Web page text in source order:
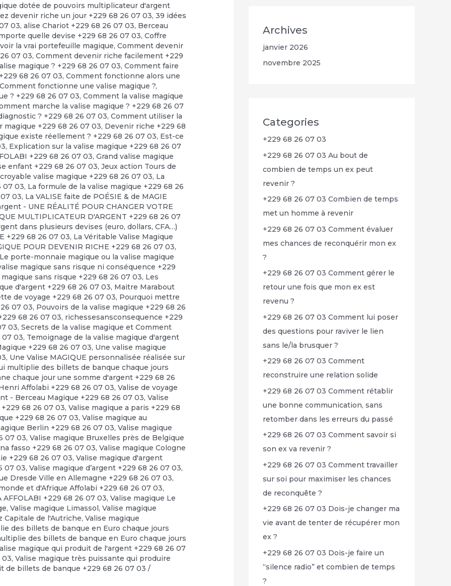
dotée de pouvoirs multiplicateur d'argent
devenir riche un jour +229 68 26 07 03,39 idées
03,alise Chariot +229 68 26 07 03, Berceau
quelle devise +229 68 26 07 03,Coffre
la vrai portefeuille magique,Comment devenir
07 03,Comment devenir riche facilement +229
magique ? +229 68 26 07 03,Comment faire
68 26 07 03,Comment fonctionne alors une
Comment fonctionne une valise magique ?,
? +229 68 26 07 03,Comment la valise magique
marche la valise magique ? +229 68 26 07
? +229 68 26 07 03,Comment utiliser la
magique +229 68 26 07 03, Devenir riche +229 68
existe réellement ? +229 68 26 07 03, Est-ce
, Explication sur la valise magique +229 68 26 07
+229 68 26 07 03,Grand valise magique
enfant +229 68 26 07 03,Jeux action Tours de
valise magique +229 68 26 07 03, La
07 03, La formule de la valise magique +229 68 26
03, La VALISE faite de POÉSIE & de MAGIE
- UNE RÉALITÉ POUR CHANGER VOTRE
MULTIPLICATEUR D'ARGENT +229 68 26 07
dans plusieurs devises (euro, dollars, CFA…)
+229 68 26 07 03, La Véritable Valise Magique
POUR DEVENIR RICHE +229 68 26 07 03,
Le porte-monnaie magique ou la valise magique
magique sans risque ni conséquence +229
sans risque +229 68 26 07 03, Les
d'argent +229 68 26 07 03, Maitre Marabout
de voyage +229 68 26 07 03, Pourquoi mettre
07 03, Pouvoirs de la valise magique +229 68 26
68 26 07 03, richessesansconsequence +229
03,Secrets de la valise magique et Comment
07 03, Temoignage de la valise magique d'argent
+229 68 26 07 03, Une valise magique
, Une Valise MAGIQUE personnalisée réalisée sur
multiplie des billets de banque chaque jours
chaque jour une somme d'argent +229 68 26
Affolabi +229 68 26 07 03,Valise de voyage
- Berceau Magique +229 68 26 07 03,Valise
68 26 07 03,Valise magique a paris +229 68
+229 68 26 07 03,Valise magique au
Berlin +229 68 26 07 03,Valise magique
07 03,Valise magique Bruxelles près de Belgique
fasso +229 68 26 07 03,Valise magique Cologne
+229 68 26 07 03,Valise magique d'argent
07 03,Valise magique d’argent +229 68 26 07 03,
Dresde Ville en Allemagne +229 68 26 07 03,
et d'Afrique Affolabi +229 68 26 07 03,
+229 68 26 07 03,Valise magique Le
,Valise magique Limassol,Valise magique
Capitale de l'Autriche,Valise magique
des billets de banque en Euro chaque jours
des billets de banque en Euro chaque jours
magique qui produit de l'argent +229 68 26 07
03,Valise magique très puissante qui produire
de billets de banque +229 68 26 07 03 /
Archives
janvier 2026
novembre 2025
Categories
+229 68 26 07 03
+229 68 26 07 03 Au bout de
combien de temps un ex peut
revenir ?
+229 68 26 07 03 Combien de temps
met un homme à revenir
+229 68 26 07 03 Comment évaluer
mes chances de reconquérir mon ex
?
+229 68 26 07 03 Comment gérer le
retour une fois que mon ex est
revenu ?
+229 68 26 07 03 Comment lui poser
des questions pour raviver le lien
sans le/la brusquer ?
+229 68 26 07 03 Comment
reconstruire une relation solide
+229 68 26 07 03 Comment rétablir
une bonne communication, sans
retomber dans les erreurs du passé
+229 68 26 07 03 Comment savoir si
son ex va revenir ?
+229 68 26 07 03 Comment travailler
sur soi pour maximiser les chances
de reconquête ?
+229 68 26 07 03 Dois-je changer ma
vie avant de tenter de récupérer mon
ex ?
+229 68 26 07 03 Dois-je faire un
“silence radio” et combien de temps
?